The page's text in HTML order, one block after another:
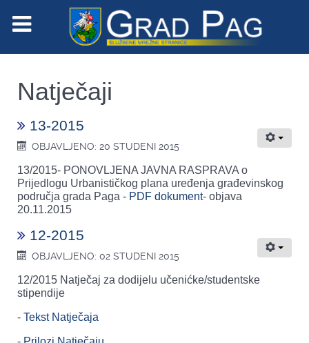
Natječaji
13-2015
OBJAVLJENO: 20 STUDENI 2015
13/2015- PONOVLJENA JAVNA RASPRAVA o
Prijedlogu Urbanističkog plana uređenja građevinskog
područja grada Paga - PDF dokument- objava
20.11.2015
12-2015
OBJAVLJENO: 02 STUDENI 2015
12/2015 Natječaj za dodijelu učenićke/studentske
stipendije
- Tekst Natječaja